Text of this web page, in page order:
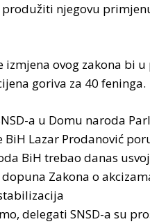
njegovu
izmjena ovog zakona bi
goriva za 40 feninga.
a u Domu naroda
BiH Lazar Prodanović
BiH trebao danas
Zakona o
delegati SNSD-a su